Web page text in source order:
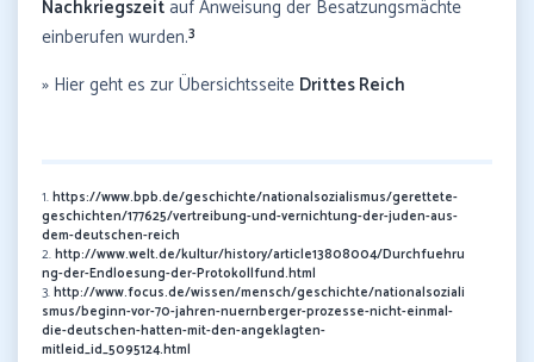
Nachkriegszeitauf Anweisung der Besatzungsmächte
einberufen wurden.3
» Hier geht es zur Übersichtsseite Drittes Reich
1.https://www.bpb.de/geschichte/nationalsozialismus/gerettete-
geschichten/177625/vertreibung-und-vernichtung-der-juden-aus-
dem-deutschen-reich
2.http://www.welt.de/kultur/history/article13808004/Durchfuehru
ng-der-Endloesung-der-Protokollfund.html
3.http://www.focus.de/wissen/mensch/geschichte/nationalsoziali
smus/beginn-vor-70-jahren-nuernberger-prozesse-nicht-einmal-
die-deutschen-hatten-mit-den-angeklagten-
mitleid_id_5095124.html